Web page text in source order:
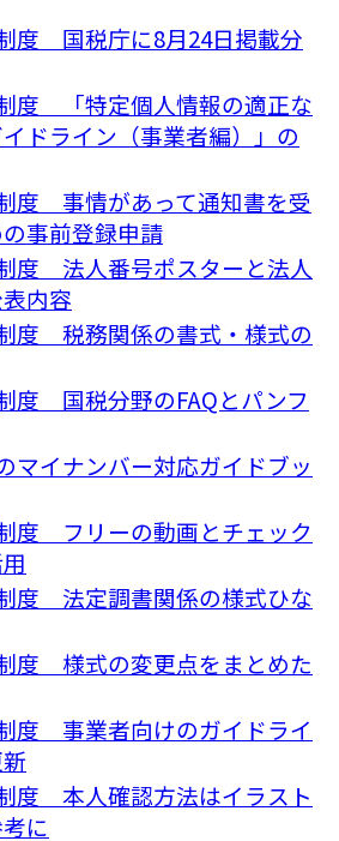
度 国税庁に8月24日掲載分
度 「特定個人情報の適正な
ドライン（事業者編）」の
度 事情があって通知書を受
事前登録申請
度 法人番号ポスターと法人
内容
度 税務関係の書式・様式の
度 国税分野のFAQとパンフ
マイナンバー対応ガイドブッ
度 フリーの動画とチェック
度 法定調書関係の様式ひな
度 様式の変更点をまとめた
度 事業者向けのガイドライ
度 本人確認方法はイラスト
に